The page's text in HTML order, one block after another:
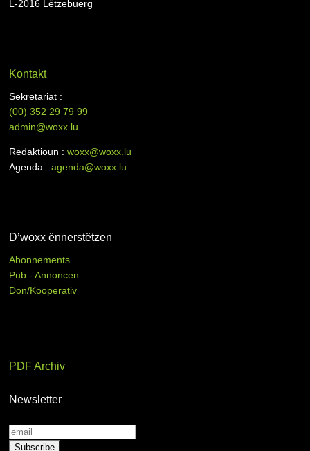
L-2016 Lëtzebuerg
Kontakt
Sekretariat :
(00)352 29 79 99
admin@woxx.lu
Redaktioun :woxx@woxx.lu
Agenda :agenda@woxx.lu
D’woxx ënnerstëtzen
Abonnements
Pub - Annoncen
Don/Kooperativ
PDF Archiv
Newsletter